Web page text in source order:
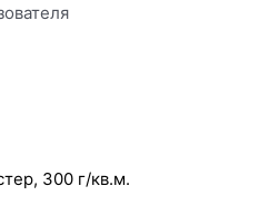
300 г/кв.м.